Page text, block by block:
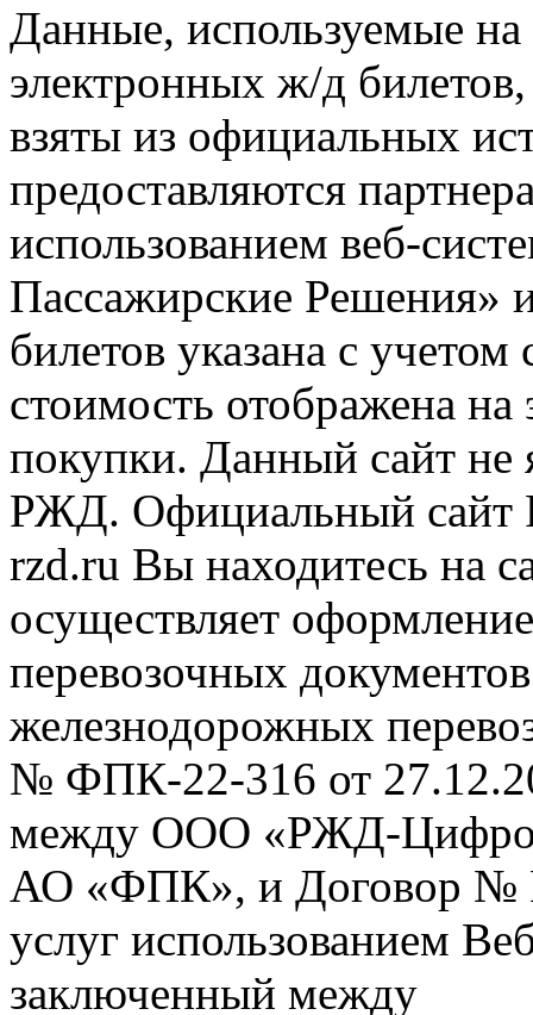
Данные, используемые на
электронных ж/д
взяты из официальных
предоставляются
использованием веб-
Пассажирские
билетов указана с
стоимость отображена
покупки. Данный сайт не
РЖД. Официальный сайт
rzd.ru Вы находитесь на
осуществляет
перевозочных
железнодорожных
№ ФПК-22-316 от
между ООО «РЖД-
АО «ФПК», и Договор №
услуг использованием
заключенный между